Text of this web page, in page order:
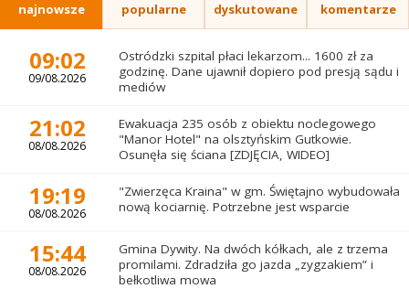
najnowsze popularne dyskutowane komentarze
09:02
09/08.2026
Ostródzki szpital płaci lekarzom... 1600 zł za
godzinę. Dane ujawnił dopiero pod presją sądu i
mediów
21:02
08/08.2026
Ewakuacja 235 osób z obiektu noclegowego
"Manor Hotel" na olsztyńskim Gutkowie.
Osunęła się ściana [ZDJĘCIA, WIDEO]
19:19
08/08.2026
"Zwierzęca Kraina" w gm. Świętajno wybudowała
nową kociarnię. Potrzebne jest wsparcie
15:44
08/08.2026
Gmina Dywity. Na dwóch kółkach, ale z trzema
promilami. Zdradziła go jazda „zygzakiem” i
bełkotliwa mowa